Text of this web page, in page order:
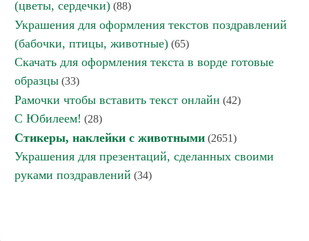
(цветы, сердечки) (88)
Украшения для оформления текстов поздравлений
(бабочки, птицы, животные) (65)
Скачать для оформления текста в ворде готовые
образцы (33)
Рамочки чтобы вставить текст онлайн (42)
С Юбилеем! (28)
Стикеры, наклейки с животными (2651)
Украшения для презентаций, сделанных своими
руками поздравлений (34)